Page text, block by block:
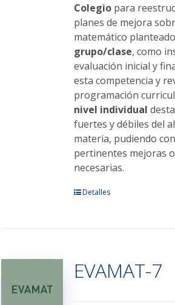
Colegiopara
planes de mejora
matemático
grupo/clase, como
evaluación inicial y
esta competencia y
programación
nivel individual
fuertes y débiles del
materia, pudiendo
pertinentes mejoras
necesarias.
Este
Las
opciones
Detalles
EVAMAT-7